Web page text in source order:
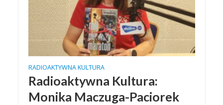
RADIOAKTYWNA KULTURA
Radioaktywna Kultura:
Monika Maczuga-Paciorek